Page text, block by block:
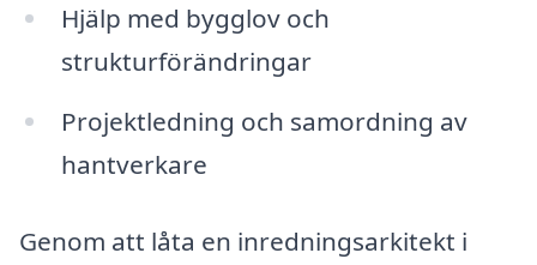
Hjälp med bygglov och
strukturförändringar
Projektledning och samordning av
hantverkare
Genom att låta en inredningsarkitekt i